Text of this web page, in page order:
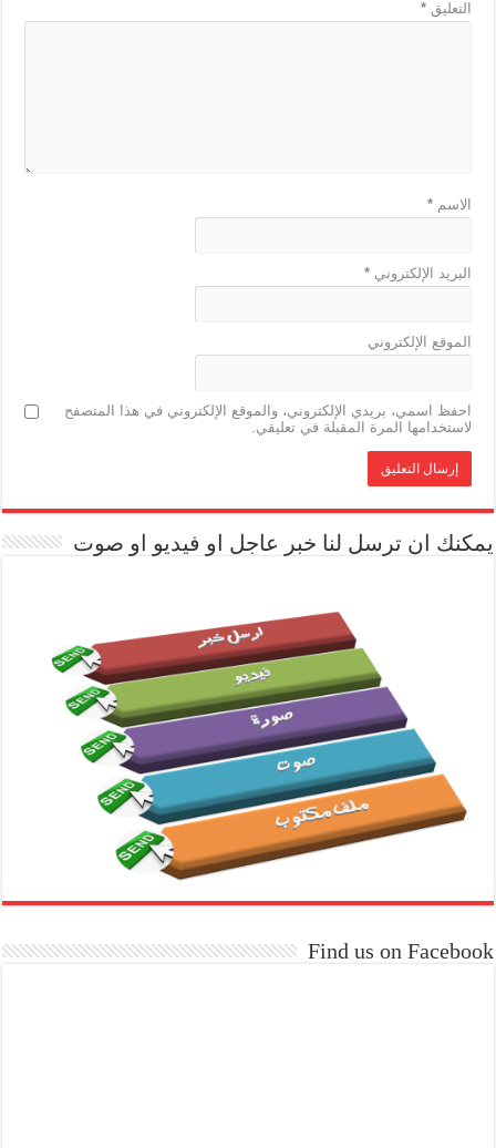
التعليق*
الاسم*
البريد الإلكتروني*
الموقع الإلكتروني
احفظ اسمي، بريدي الإلكتروني، والموقع الإلكتروني في هذا المتصفح
لاستخدامها المرة المقبلة في تعليقي.
يمكنك ان ترسل لنا خبر عاجل او فيديو او صوت
Find us on Facebook